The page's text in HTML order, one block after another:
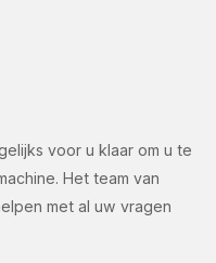
voor u klaar om u te
Het team van
met al uw vragen